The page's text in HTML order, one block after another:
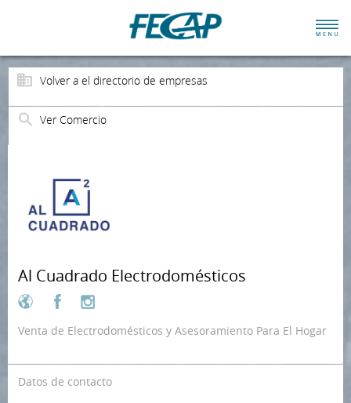
Volver a el directorio de empresas
Ver Comercio
Al Cuadrado Electrodomésticos
Venta de Electrodomésticos y Asesoramiento Para El Hogar
Datos de contacto